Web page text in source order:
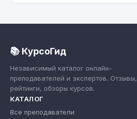
📚 КурсоГид
Независимый каталог онлайн-
преподавателей и экспертов. Отзывы,
рейтинги, обзоры курсов.
КАТАЛОГ
Все преподаватели